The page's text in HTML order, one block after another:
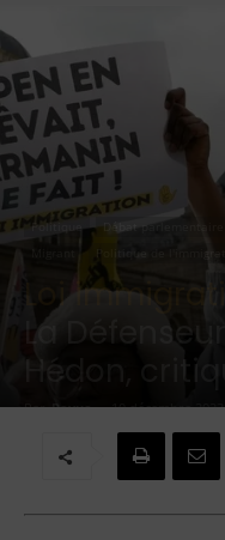
Politique Débat parlementaire
Politique de
Loi
La
Hédon,
Par Revue - 10 décembre 2023